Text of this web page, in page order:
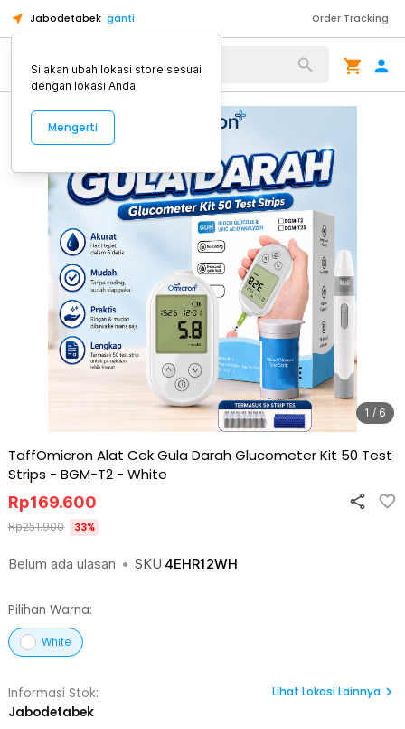
Jabodetabek ganti Order Tracking
Alat Kopi
1 / 6
TaffOmicron Alat Cek Gula Darah Glucometer Kit 50 Test
Strips - BGM-T2 - White
Belum ada ulasan • SKU 4EHR12WH
Rp169.600
Rp251.900 33%
Pilihan Warna:
White
Informasi Stok:
Jabodetabek
Lihat Lokasi Lainnya
Silakan ubah lokasi store sesuai
dengan lokasi Anda.
Mengerti